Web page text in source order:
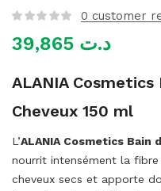
0 customer
د.ت
ALANIA Cosmetics
Cheveux 150 ml
L’ALANIA Cosmetics Bain
nourrit intensément la
cheveux secs et apporte